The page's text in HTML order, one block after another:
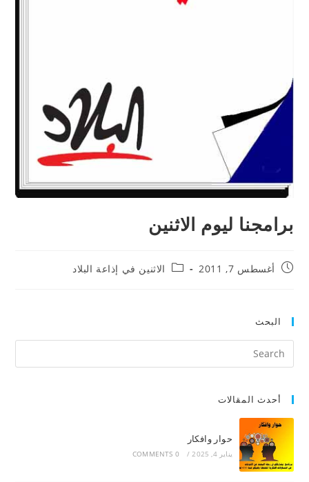
برامجنا ليوم الاثنين
أغسطس 7, 2011 الاثنين في إذاعة البلاد
البحث
أحدث المقالات
حوار وافكار
يناير 4, 2025 /
0 COMMENTS